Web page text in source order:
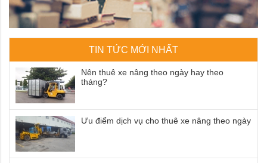
TIN TỨC MỚI NHẤT
Nên thuê xe nâng theo ngày hay theo
tháng?
Ưu điểm dịch vụ cho thuê xe nâng theo ngày